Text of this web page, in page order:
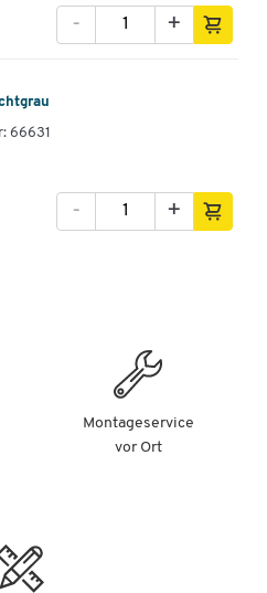
+
-
66631
+
-
Montageservice
vor Ort